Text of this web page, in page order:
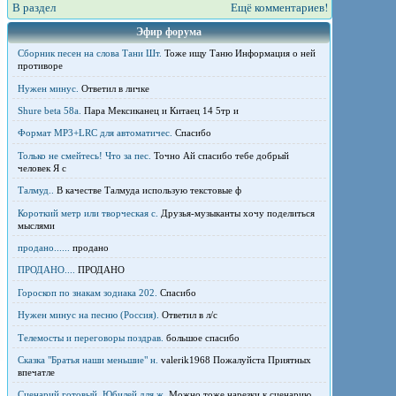
В раздел Ещё комментариев!
Эфир форума
Сборник песен на слова Тани Шт. Тоже ищу Таню Информация о ней
противоре
Нужен минус. Ответил в личке
Shure beta 58а. Пара Мексиканец и Китаец 14 5тр и
Формат MP3+LRC для автоматичес. Спасибо
Только не смейтесь! Что за пес. Точно Ай спасибо тебе добрый
человек Я с
Талмуд.. В качестве Талмуда использую текстовые ф
Короткий метр или творческая с. Друзья-музыканты хочу поделиться
мыслями
продано...... продано
ПРОДАНО.... ПРОДАНО
Гороскоп по знакам зодиака 202. Спасибо
Нужен минус на песню (Россия). Ответил в л/с
Телемосты и переговоры поздрав. большое спасибо
Сказка "Братья наши меньшие" н. valerik1968 Пожалуйста Приятных
впечатле